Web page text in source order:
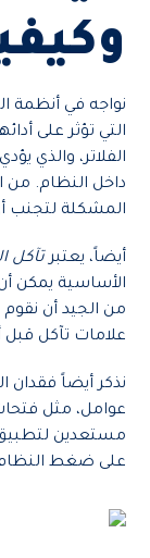
نواجه في
التي تؤثر على
الفلاتر، والذي
داخل النظام. من
المشكلة لتجنب
أيضاً، يعتبرتآكل
الأساسية يمكن
من الجيد أن
علامات تآكل قبل
نذكر أيضاً فقدان
عوامل، مثل
مستعدين
على ضغط